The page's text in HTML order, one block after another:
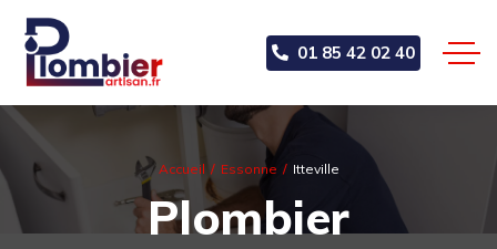
01 85 42 02 40
Accueil Essonne Itteville
Plombier